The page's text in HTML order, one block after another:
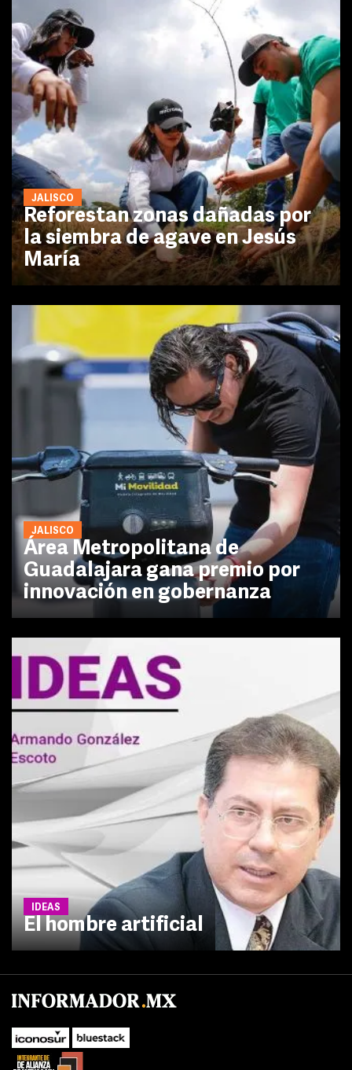
JALISCO
Reforestan zonas dañadas por
la siembra de agave en Jesús
María
JALISCO
Área Metropolitana de
Guadalajara gana premio por
innovación en gobernanza
IDEAS
El hombre artificial